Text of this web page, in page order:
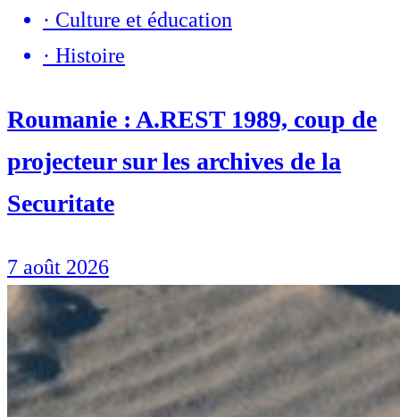
· Culture et éducation
· Histoire
Roumanie : A.REST 1989, coup de
projecteur sur les archives de la
Securitate
7 août 2026